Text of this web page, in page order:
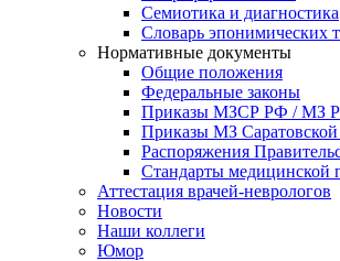
Семиотика и диагностика
Словарь эпонимических
Нормативные документы
Общие положения
Федеральные законы
Приказы МЗСР РФ / МЗ
Приказы МЗ Саратовской
Распоряжения
Стандарты медицинской
Аттестация врачей-неврологов
Новости
Наши коллеги
Юмор